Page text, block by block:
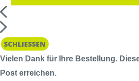
SCHLIESSEN
Vielen Dank für Ihre Bestellung.
Post erreichen.